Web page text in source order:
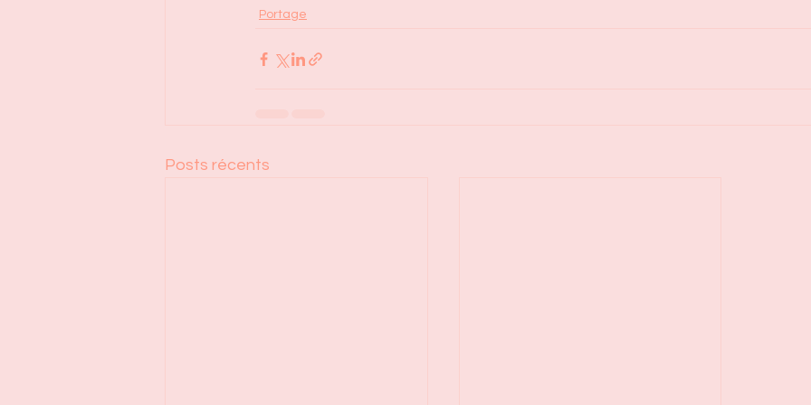
Portage
Posts récents